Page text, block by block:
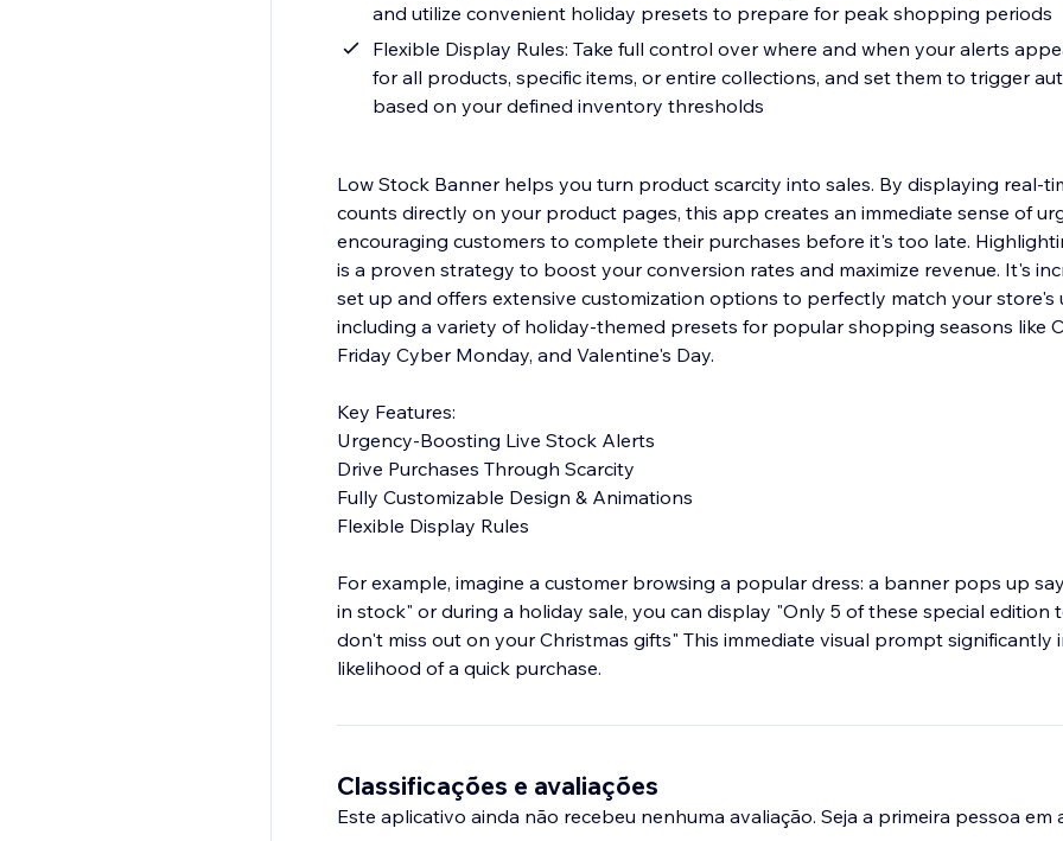
and utilize convenient holiday presets to prepare for peak shopping periods
Flexible Display Rules: Take full control over where and when your alerts
for all products, specific items, or entire collections, and set them to trigger
based on your defined inventory thresholds
Low Stock Banner helps you turn product scarcity into sales. By displaying real-
counts directly on your product pages, this app creates an immediate sense of
encouraging customers to complete their purchases before it's too late.
is a proven strategy to boost your conversion rates and maximize revenue. It's
set up and offers extensive customization options to perfectly match your store's
including a variety of holiday-themed presets for popular shopping seasons like
Friday Cyber Monday, and Valentine's Day.
Key Features:
Urgency-Boosting Live Stock Alerts
Drive Purchases Through Scarcity
Fully Customizable Design & Animations
Flexible Display Rules
For example, imagine a customer browsing a popular dress: a banner pops up
in stock" or during a holiday sale, you can display "Only 5 of these special edition
don't miss out on your Christmas gifts" This immediate visual prompt significantly
Classificações e avaliações
Este aplicativo ainda não recebeu nenhuma avaliação. Seja a primeira pessoa em